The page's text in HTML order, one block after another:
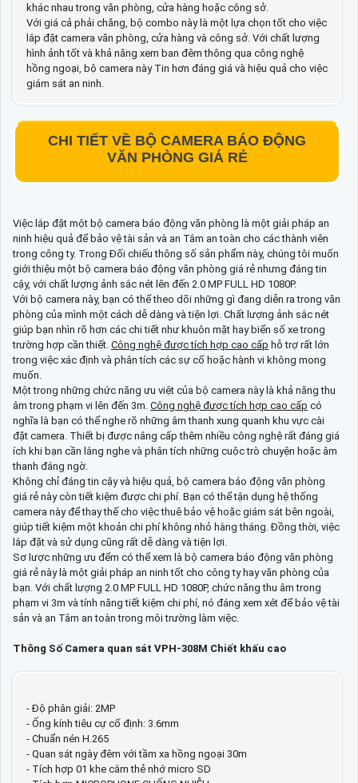
khác nhau trong văn phòng, cửa hàng hoặc công sở.
Với giá cả phải chăng, bộ combo này là một lựa chọn tốt cho việc
lắp đặt camera văn phòng, cửa hàng và công sở. Với chất lượng
hình ảnh tốt và khả năng xem ban đêm thông qua công nghệ
hồng ngoại, bộ camera này Tin hơn đáng giá và hiệu quả cho việc
giám sát an ninh.
CHI TIẾT VỀ BỘ CAMERA BÁO ĐỘNG
VĂN PHÒNG GIÁ RẺ
Việc lắp đặt một bộ camera báo động văn phòng là một giải pháp an
ninh hiệu quả để bảo vệ tài sản và an Tâm an toàn cho các thành viên
trong công ty. Trong Đối chiếu thông số sản phẩm này, chúng tôi muốn
giới thiệu một bộ camera báo động văn phòng giá rẻ nhưng đáng tin
cậy, với chất lượng ảnh sắc nét lên đến 2.0 MP FULL HD 1080P.
Với bộ camera này, bạn có thể theo dõi những gì đang diễn ra trong văn
phòng của mình một cách dễ dàng và tiện lợi. Chất lượng ảnh sắc nét
giúp bạn nhìn rõ hơn các chi tiết như khuôn mặt hay biển số xe trong
trường hợp cần thiết. Công nghệ được tích hợp cao cấp hỗ trợ rất lớn
trong việc xác định và phân tích các sự cố hoặc hành vi không mong
muốn.
Một trong những chức năng ưu việt của bộ camera này là khả năng thu
âm trong phạm vi lên đến 3m. Công nghệ được tích hợp cao cấp có
nghĩa là bạn có thể nghe rõ những âm thanh xung quanh khu vực cài
đặt camera. Thiết bị được nâng cấp thêm nhiều công nghệ rất đáng giá
ích khi bạn cần lắng nghe và phân tích những cuộc trò chuyện hoặc âm
thanh đáng ngờ.
Không chỉ đáng tin cậy và hiệu quả, bộ camera báo động văn phòng
giá rẻ này còn tiết kiệm được chi phí. Bạn có thể tận dụng hệ thống
camera này để thay thế cho việc thuê bảo vệ hoặc giám sát bên ngoài,
giúp tiết kiệm một khoản chi phí không nhỏ hàng tháng. Đồng thời, việc
lắp đặt và sử dụng cũng rất dễ dàng và tiện lợi.
Sơ lược những ưu đểm có thể xem là bộ camera báo động văn phòng
giá rẻ này là một giải pháp an ninh tốt cho công ty hay văn phòng của
bạn. Với chất lượng 2.0 MP FULL HD 1080P, chức năng thu âm trong
phạm vi 3m và tính năng tiết kiệm chi phí, nó đáng xem xét để bảo vệ tài
sản và an Tâm an toàn trong môi trường làm việc.
Thông Số Camera quan sát VPH-308M Chiết khấu cao
- Độ phân giải: 2MP
- Ống kính tiêu cự cố định: 3.6mm
- Chuẩn nén H.265
- Quan sát ngày đêm với tầm xa hồng ngoại 30m
- Tích hợp 01 khe cắm thẻ nhớ micro SD